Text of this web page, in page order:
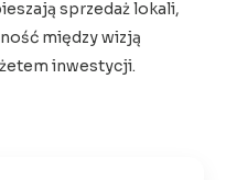
sprzedaż lokali,
między wizją
inwestycji.